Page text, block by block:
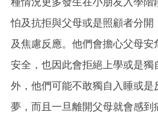
怕及抗拒與父母或是照顧者分
及焦慮反應。他們會擔心父母
安全，也因此會拒絕上學或是
外，他們可能不敢獨自入睡或
夢，而且一旦離開父母就會感到